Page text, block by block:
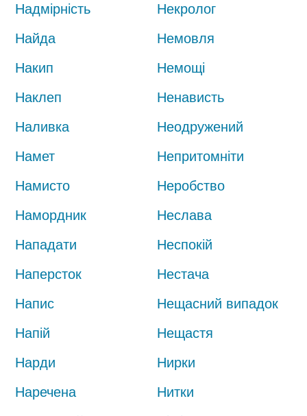
Надмірність
Найда
Накип
Наклеп
Наливка
Намет
Намисто
Намордник
Нападати
Наперсток
Напис
Напій
Нарди
Наречена
Некролог
Немовля
Немощі
Ненависть
Неодружений
Непритомніти
Неробство
Неслава
Неспокій
Нестача
Нещасний випадок
Нещастя
Нирки
Нитки